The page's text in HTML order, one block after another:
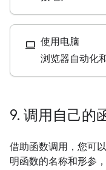
computer 使用电脑
浏览器自动化
9. 调用自己的
借助函数调用，您可
明函数的名称和形参